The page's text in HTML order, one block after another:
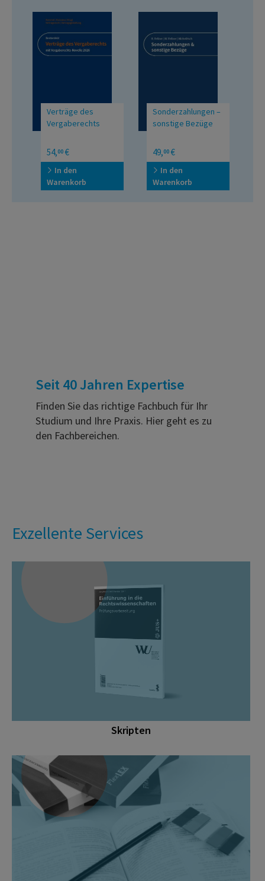
Verträge des
Vergaberechts
54,00 €
In den
Warenkorb
Sonderzahlungen –
sonstige Bezüge
49,00 €
In den
Warenkorb
Seit 40 Jahren Expertise
Finden Sie das richtige Fachbuch für Ihr
Studium und Ihre Praxis. Hier geht es zu
den Fachbereichen.
Exzellente Services
Skripten